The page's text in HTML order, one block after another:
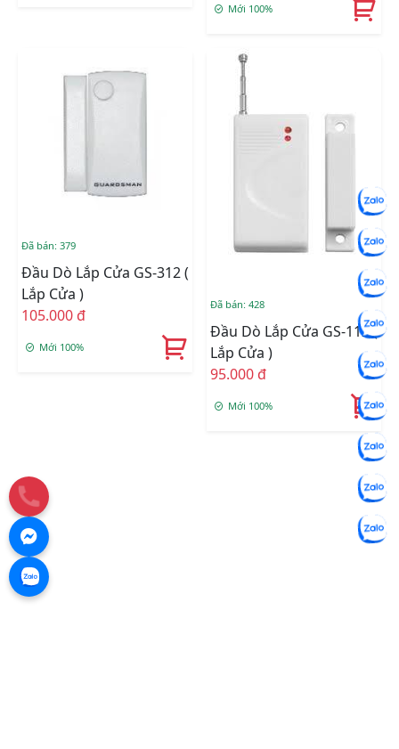
Mới 100%
Đã bán: 379
Đầu Dò Lắp Cửa GS-312 (
Lắp Cửa )
105.000 đ
Mới 100%
Đã bán: 428
Đầu Dò Lắp Cửa GS-112 (
Lắp Cửa )
95.000 đ
Mới 100%